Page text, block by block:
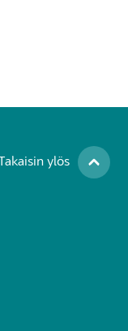
Takaisin ylös